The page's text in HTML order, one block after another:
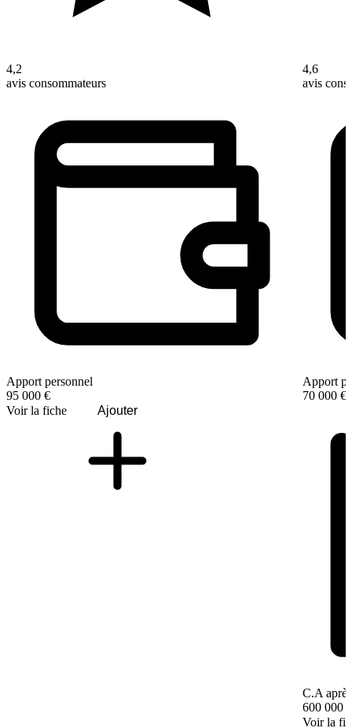
4,2
avis consommateurs
Apport personnel
95 000 €
Voir la fiche
Ajouter
4,6
avis
Apport
70 000 €
C.A
600 000 €
Voir la